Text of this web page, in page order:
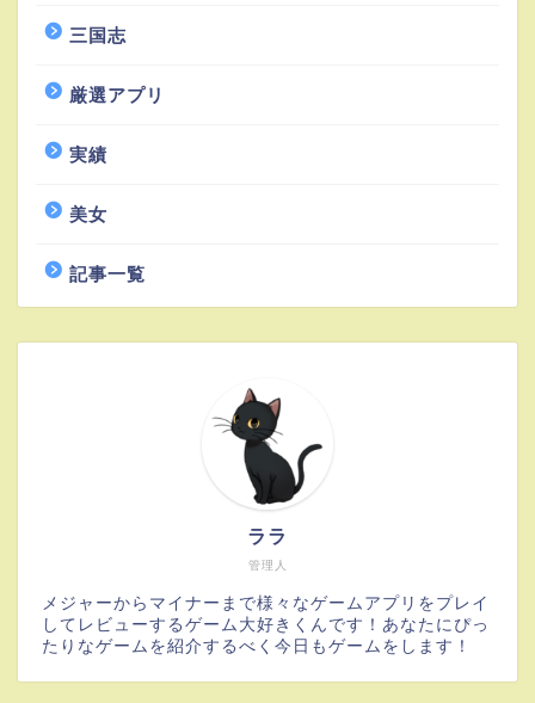
三国志
厳選アプリ
実績
美女
記事一覧
管理人
ララ
メジャーからマイナーまで様々なゲームアプリをプレイ
してレビューするゲーム大好きくんです！あなたにぴっ
たりなゲームを紹介するべく今日もゲームをします！